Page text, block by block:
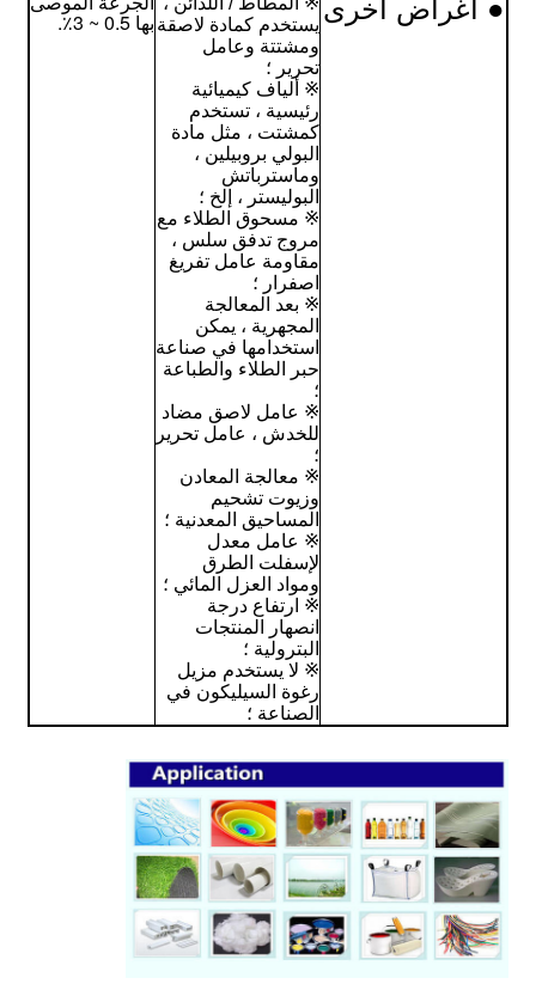
● أغراض أخرى يستخدم كمادة لاصقة
ومشتتة وعامل
تحرير ؛
※ ألياف كيميائية
رئيسية ، تستخدم
كمشتت ، مثل مادة
البولي بروبيلين ،
وماسترباتش
البوليستر ، إلخ ؛
※ مسحوق الطلاء مع
مروج تدفق سلس ،
مقاومة عامل تفريغ
اصفرار ؛
※ بعد المعالجة
المجهرية ، يمكن
استخدامها في صناعة
حبر الطلاء والطباعة
؛
※ عامل لاصق مضاد
للخدش ، عامل تحرير
؛
※ معالجة المعادن
وزيوت تشحيم
المساحيق المعدنية ؛
※ عامل معدل
لإسفلت الطرق
ومواد العزل المائي ؛
※ ارتفاع درجة
انصهار المنتجات
البترولية ؛
※ لا يستخدم مزيل
رغوة السيليكون في
الصناعة ؛
بها 0.5 ~ 3٪.